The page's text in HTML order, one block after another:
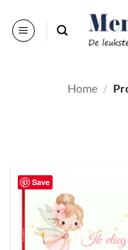
naar
inhoud
Home /
Save